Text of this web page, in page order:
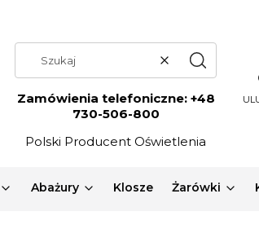
WyczyśćSzukaj
Zamówienia telefoniczne: +48
730-506-800
Polski Producent Oświetlenia
Abażury Klosze Żarówki